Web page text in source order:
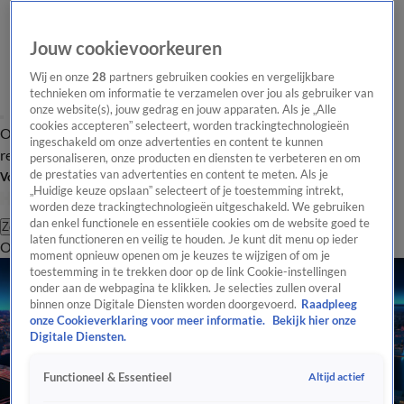
Overzicht Laatste nieuws Regionieuws Het beste van Hart
Tip de
redactie
Volg Hart van Nederland
Zoeken
OverzichtRegioUitzendingenWeerTip de redactiePanelVideo's
Jouw cookievoorkeuren
Wij en onze28 partners gebruiken cookies en vergelijkbare
technieken om informatie te verzamelen over jou als gebruiker van
onze website(s), jouw gedrag en jouw apparaten. Als je „Alle
cookies accepteren” selecteert, worden trackingtechnologieën
ingeschakeld om onze advertenties en content te kunnen
personaliseren, onze producten en diensten te verbeteren en om
de prestaties van advertenties en content te meten. Als je
„Huidige keuze opslaan” selecteert of je toestemming intrekt,
worden deze trackingtechnologieën uitgeschakeld. We gebruiken
dan enkel functionele en essentiële cookies om de website goed te
laten functioneren en veilig te houden. Je kunt dit menu op ieder
moment opnieuw openen om je keuzes te wijzigen of om je
toestemming in te trekken door op de link Cookie-instellingen
onder aan de webpagina te klikken. Je selecties zullen overal
binnen onze Digitale Diensten worden doorgevoerd. Raadpleeg
onze Cookieverklaring voor meer informatie.
Bekijk hier onze
Digitale Diensten.
Functioneel & Essentieel Altijd actief